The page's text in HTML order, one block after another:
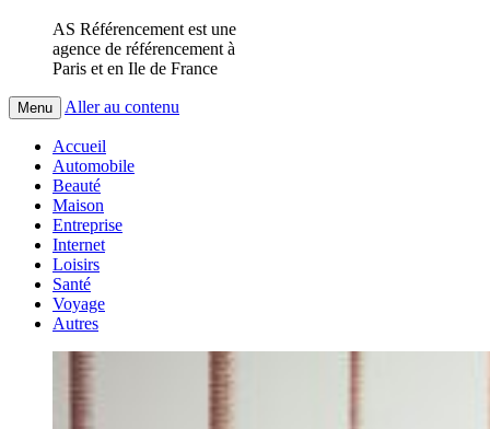
AS Référencement est une
agence de référencement à
Paris et en Ile de France
Menu Aller au contenu
Accueil
Automobile
Beauté
Maison
Entreprise
Internet
Loisirs
Santé
Voyage
Autres